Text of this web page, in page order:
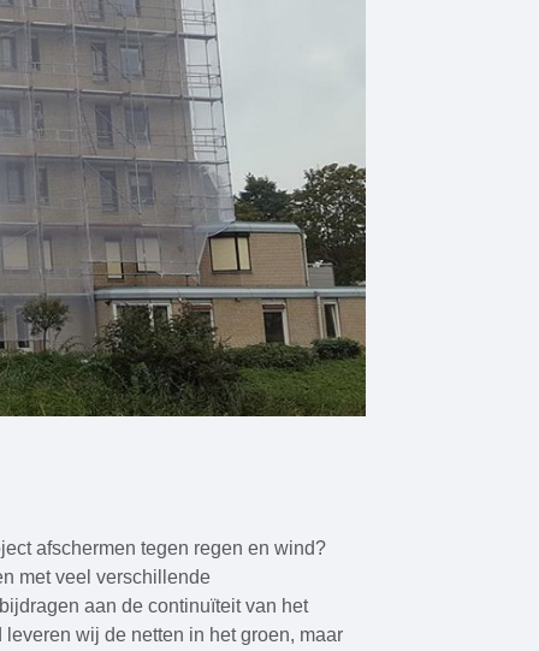
afschermen tegen regen en wind?
met veel verschillende
aan de continuïteit van het
wij de netten in het groen, maar